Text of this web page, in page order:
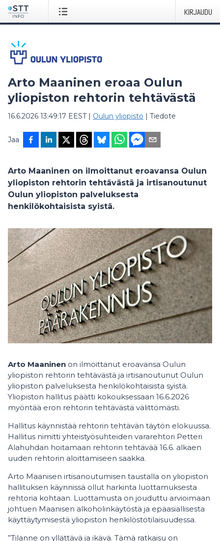
KIRJAUDU
Arto Maaninen eroaa Oulun
yliopiston​ rehtorin tehtävästä​
16.6.2026 13:49:17 EEST| Oulun yliopisto | Tiedote
Jaa
Arto Maaninen on ilmoittanut eroavansa Oulun
yliopiston rehtorin tehtävästä ja irtisanoutunut
Oulun yliopiston palveluksesta
henkilökohtaisista syistä.
Arto Maaninen on ilmoittanut eroavansa Oulun
yliopiston rehtorin tehtävästä ja irtisanoutunut Oulun
yliopiston palveluksesta henkilökohtaisista syistä.
Yliopiston hallitus päätti kokouksessaan 16.6.2026
myöntää eron rehtorin tehtävästä välittömästi.​
Hallitus käynnistää rehtorin tehtävän täytön elokuussa.
Hallitus nimitti yhteistyösuhteiden vararehtori Petteri
Alahuhdan hoitamaan rehtorin tehtävää 16.6. alkaen
uuden rehtorin aloittamiseen saakka.​
Arto Maanisen irtisanoutumisen taustalla on yliopiston
hallituksen käynnissä ollut harkinta luottamuksesta
rehtoria kohtaan. Luottamusta on jouduttu arvioimaan
johtuen Maanisen alkoholinkäytöstä ja epäasiallisesta
käyttäytymisestä yliopiston henkilöstötilaisuudessa.​
”Tilanne on yllättävä ja ikävä. Tämä ratkaisu on